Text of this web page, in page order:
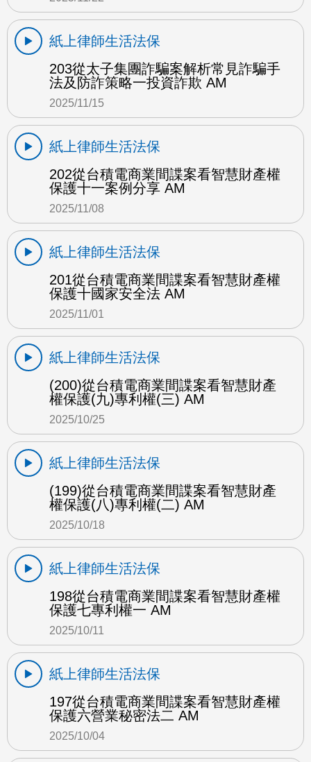
紙上律師生活法保
203從太子集團詐騙案解析常見詐騙手
法及防詐策略一投資詐欺 AM
2025/11/15
紙上律師生活法保
202從台積電商業間諜案看智慧財產權
保護十一案例分享 AM
2025/11/08
紙上律師生活法保
201從台積電商業間諜案看智慧財產權
保護十國家安全法 AM
2025/11/01
紙上律師生活法保
(200)從台積電商業間諜案看智慧財產
權保護(九)專利權(三) AM
2025/10/25
紙上律師生活法保
(199)從台積電商業間諜案看智慧財產
權保護(八)專利權(二) AM
2025/10/18
紙上律師生活法保
198從台積電商業間諜案看智慧財產權
保護七專利權一 AM
2025/10/11
紙上律師生活法保
197從台積電商業間諜案看智慧財產權
保護六營業秘密法二 AM
2025/10/04